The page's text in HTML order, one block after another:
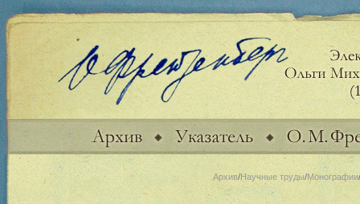
Архив/Научные труды/Монографии/